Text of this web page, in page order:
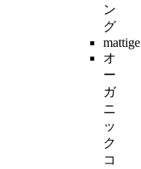
ン
グ
mattige
オ
ー
ガ
ニ
ッ
ク
コ